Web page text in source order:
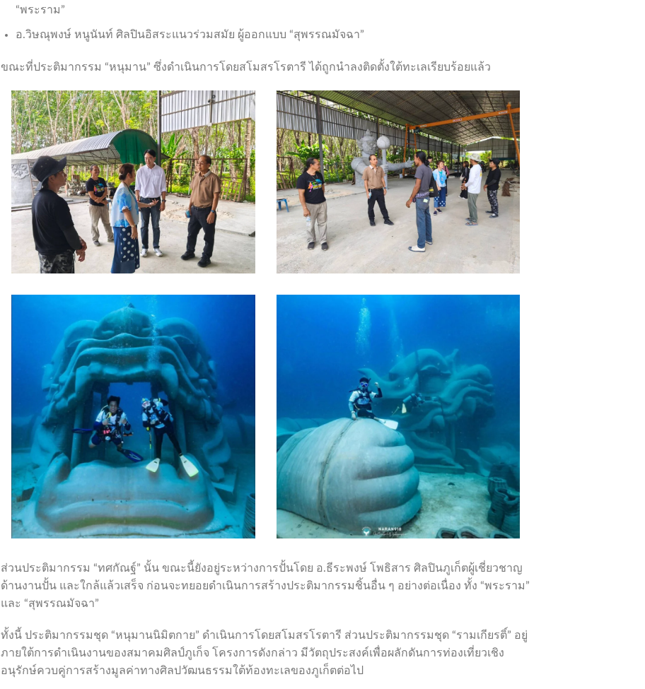
“พระราม”
อ.วิษณุพงษ์ หนูนันท์ ศิลปินอิสระแนวร่วมสมัย ผู้ออกแบบ “สุพรรณมัจฉา”
ขณะที่ประติมากรรม “หนุมาน” ซึ่งดำเนินการโดยสโมสรโรตารี ได้ถูกนำลงติดตั้งใต้ทะเลเรียบร้อยแล้ว
ส่วนประติมากรรม “ทศกัณฐ์” นั้น ขณะนี้ยังอยู่ระหว่างการปั้นโดย อ.ธีระพงษ์ โพธิสาร ศิลปินภูเก็ตผู้เชี่ยวชาญ
ด้านงานปั้น และใกล้แล้วเสร็จ ก่อนจะทยอยดำเนินการสร้างประติมากรรมชิ้นอื่น ๆ อย่างต่อเนื่อง ทั้ง “พระราม”
และ “สุพรรณมัจฉา”
ทั้งนี้ ประติมากรรมชุด “หนุมานนิมิตกาย” ดำเนินการโดยสโมสรโรตารี ส่วนประติมากรรมชุด “รามเกียรติ์” อยู่
ภายใต้การดำเนินงานของสมาคมศิลป์ภูเก็จ โครงการดังกล่าว มีวัตถุประสงค์เพื่อผลักดันการท่องเที่ยวเชิง
อนุรักษ์ควบคู่การสร้างมูลค่าทางศิลปวัฒนธรรมใต้ท้องทะเลของภูเก็ตต่อไป